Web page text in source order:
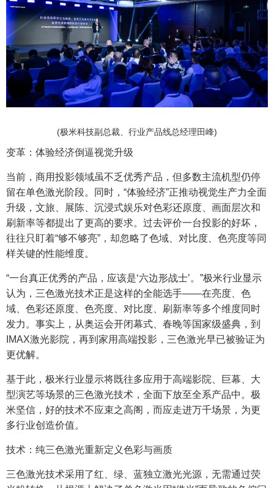
(极米科技副总裁、行业产品线总经理田峰)
变革：体验经济倒逼视觉升级
当前，商用投影领域虽不乏优秀产品，但多数主流机型仍停
留在单色激光阶段。同时，“体验经济”正推动视觉生产力全面
升级，文旅、展陈、沉浸式娱乐对色彩还原度、画面层次和
刷新率等都提出了更高的要求。过去评价一台投影的好坏，
往往只盯着“够不够亮”，却忽略了色域、对比度、色亮度等同
样关键的性能维度。
“一台真正优秀的产品，应该是‘六边形战士’。”极米行业显示
认为，三色激光技术正是这样的全能选手——在亮度、色
域、色彩还原度、色亮度、对比度、刷新率等多个维度同时
发力。事实上，从奥运会开闭幕式、春晚等国家级盛典，到
IMAX激光影院，再到家用高端投影，三色激光早已被验证为
更优解。
基于此，极米行业显示将既往多应用于高端影院、巨幕、大
型演艺等场景的三色激光技术，全面下放至全系产品中。极
米坚信，好的技术不应束之高阁，而应走进万千场景，为更
多行业创造价值。
技术：纯三色激光重新定义色彩与画质
三色激光技术采用了红、绿、蓝独立激光光源，无需通过荧